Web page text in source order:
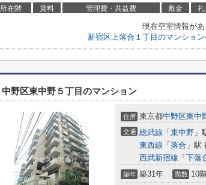
所在階 賃料 管理費・共益費 敷金 礼
現在空室情報があ
新宿区上落合１丁目のマンショ
中野区東中野５丁目のマンション
住所 東京都中野区東中
交通 総武線 「 東中野 」
東西線 「 落合 」駅
西武新宿線 「 下落
築年 築31年 階数 10